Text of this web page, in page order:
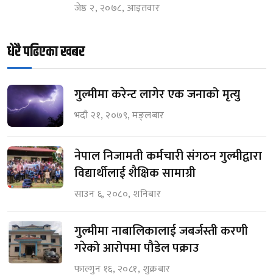
जेष्ठ २, २०७८, आइतवार
धेरै पढिएका खबर
गुल्मीमा करेन्ट लागेर एक जनाको मृत्यु
भदौ २१, २०७९, मङ्लबार
नेपाल निजामती कर्मचारी संगठन गुल्मीद्वारा
विद्यार्थीलाई शैक्षिक सामाग्री
साउन ६, २०८०, शनिबार
गुल्मीमा नाबालिकालाई जबर्जस्ती करणी
गरेको आरोपमा पौडेल पक्राउ
फाल्गुन १६, २०८१, शुक्रबार